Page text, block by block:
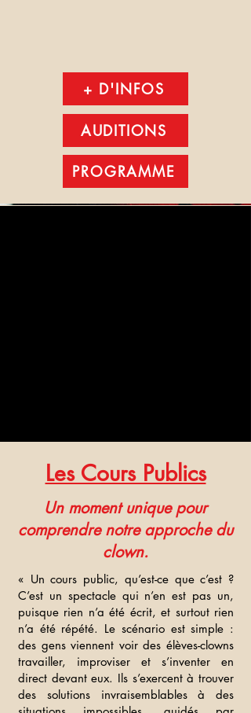
+ D'INFOS
AUDITIONS
PROGRAMME
Les Cours Publics
Un moment unique pour
comprendre notre approche du
clown.
« Un cours public, qu’est-ce que c’est ?
C’est un spectacle qui n’en est pas un,
puisque rien n’a été écrit, et surtout rien
n’a été répété. Le scénario est simple :
des gens viennent voir des élèves-clowns
travailler, improviser et s’inventer en
direct devant eux. Ils s’exercent à trouver
des solutions invraisemblables à des